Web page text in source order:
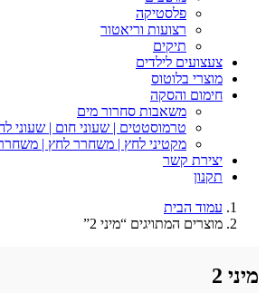
פלסטיקה
רצועות וריאטור
תיקים
צעצועים לילדים
מוצרי בלוטוס
חימום והסקה
משאבות סחרור מים
טרמוסטטים | שעוני חום | שעוני
מקטיני לחץ | משחרר לחץ | משחרר
יצירת קשר
תקנון
עמוד הבית
מוצרים המתויגים “מיני 2”
מיני 2